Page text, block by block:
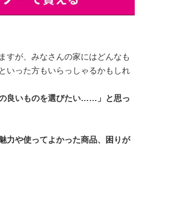
すが、みなさんの家にはどんなも
いった方もいらっしゃるかもしれ
良いものを選びたい……」と思っ
力や使ってよかった商品、困りが